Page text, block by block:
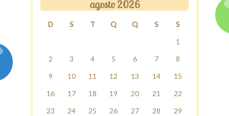
agosto 2026
D S T Q Q S
S
1
2
3 4 5 6 7
8
9
10 11 12 13 14
15
16
17 18 19 20 21
22
23
24 25 26 27 28
29